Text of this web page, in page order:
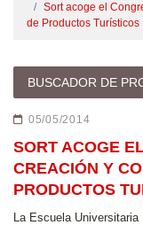
Sort acoge el
de Productos Turísticos
BUSCADOR DE
05/05/2014
SORT ACOGE
CREACIÓN Y
PRODUCTOS
La Escuela Universitaria